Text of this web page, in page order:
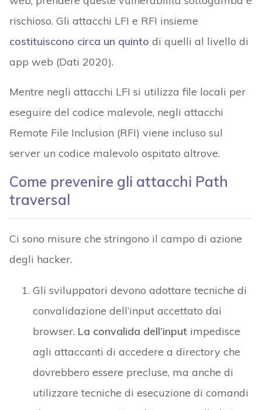
rischioso. Gli attacchi LFI e RFI insieme
costituiscono circa un quinto di quelli al livello di
app web (Dati 2020).
Mentre negli attacchi LFI si utilizza file locali per
eseguire del codice malevole, negli attacchi
Remote File Inclusion (RFI) viene incluso sul
server un codice malevolo ospitato altrove.
Come prevenire gli attacchi Path
traversal
Ci sono misure che stringono il campo di azione
degli hacker.
Gli sviluppatori devono adottare tecniche di
convalidazione dell’input accettato dai
browser. La convalida dell’input impedisce
agli attaccanti di accedere a directory che
dovrebbero essere precluse, ma anche di
utilizzare tecniche di esecuzione di comandi